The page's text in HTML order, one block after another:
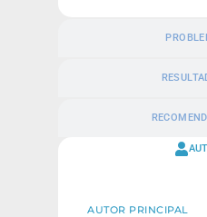
AUTOR PRINCIPAL